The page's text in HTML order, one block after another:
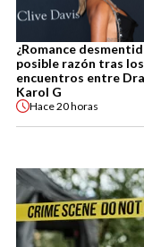
¿Romance
posible razón tras los
encuentros entre
Karol G
Hace20 horas